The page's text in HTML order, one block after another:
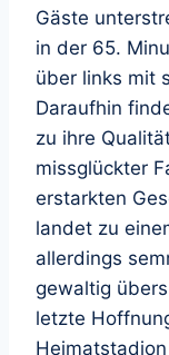
Gäste
in der 65.
über links mit
Daraufhin
zu ihre
missglückter
erstarkten
landet zu
allerdings
gewaltig
letzte